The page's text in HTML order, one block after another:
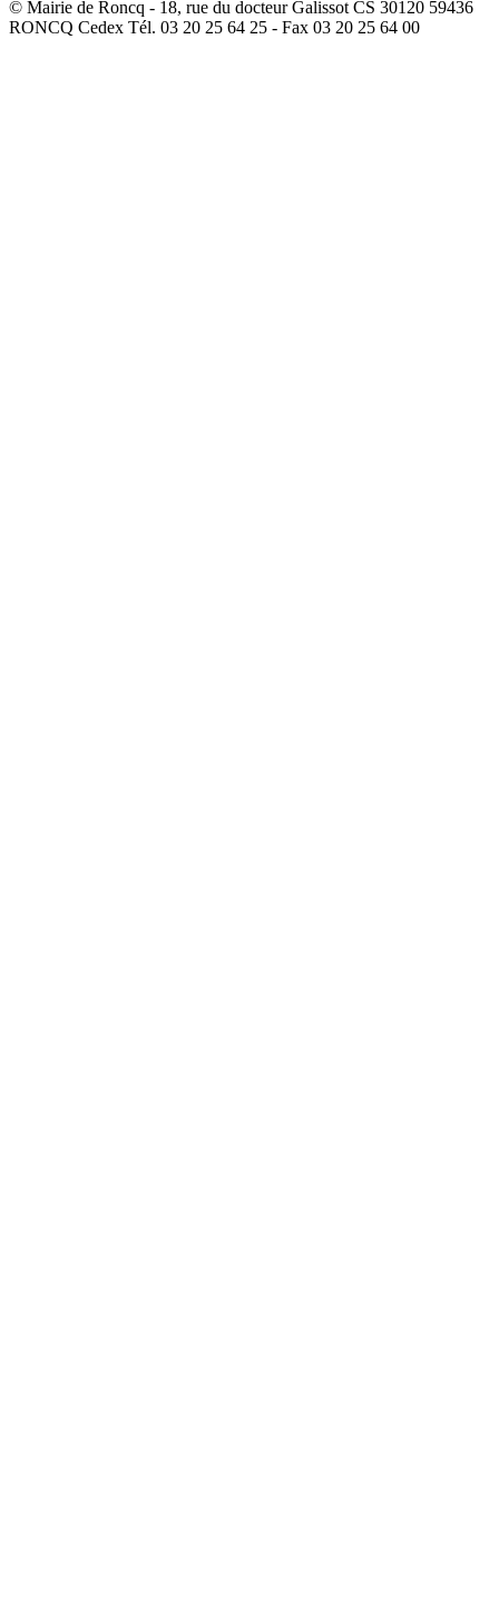
© Mairie de Roncq - 18, rue du docteur Galissot CS 30120 59436
RONCQ Cedex Tél. 03 20 25 64 25 - Fax 03 20 25 64 00